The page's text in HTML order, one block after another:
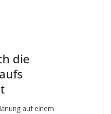
die
auf einem